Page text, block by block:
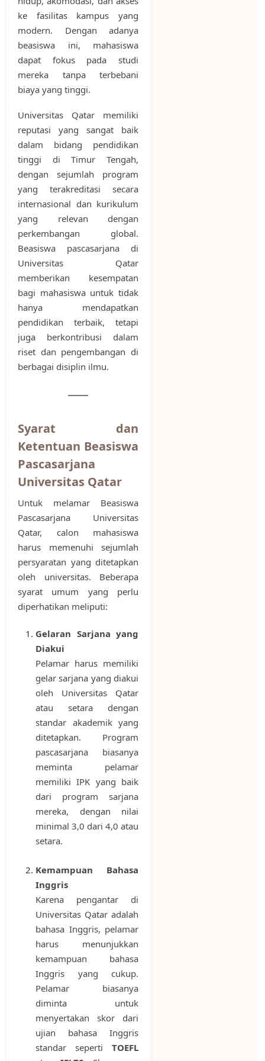
ke fasilitas kampus yang
modern. Dengan adanya
beasiswa ini, mahasiswa
dapat fokus pada studi
mereka tanpa terbebani
biaya yang tinggi.
Universitas Qatar memiliki
reputasi yang sangat baik
dalam bidang pendidikan
tinggi di Timur Tengah,
dengan sejumlah program
yang terakreditasi secara
internasional dan kurikulum
yang relevan dengan
perkembangan global.
Beasiswa pascasarjana di
Universitas Qatar
memberikan kesempatan
bagi mahasiswa untuk tidak
hanya mendapatkan
pendidikan terbaik, tetapi
juga berkontribusi dalam
riset dan pengembangan di
berbagai disiplin ilmu.
Syarat dan
Ketentuan Beasiswa
Pascasarjana
Universitas Qatar
Untuk melamar Beasiswa
Pascasarjana Universitas
Qatar, calon mahasiswa
harus memenuhi sejumlah
persyaratan yang ditetapkan
oleh universitas. Beberapa
syarat umum yang perlu
diperhatikan meliputi:
Gelaran Sarjana yang
Diakui
Pelamar harus memiliki
gelar sarjana yang diakui
oleh Universitas Qatar
atau setara dengan
standar akademik yang
ditetapkan. Program
pascasarjana biasanya
meminta pelamar
memiliki IPK yang baik
dari program sarjana
mereka, dengan nilai
minimal 3,0 dari 4,0 atau
setara.
Kemampuan Bahasa
Inggris
Karena pengantar di
Universitas Qatar adalah
bahasa Inggris, pelamar
harus menunjukkan
kemampuan bahasa
Inggris yang cukup.
Pelamar biasanya
diminta untuk
menyertakan skor dari
ujian bahasa Inggris
standar sepertiTOEFL